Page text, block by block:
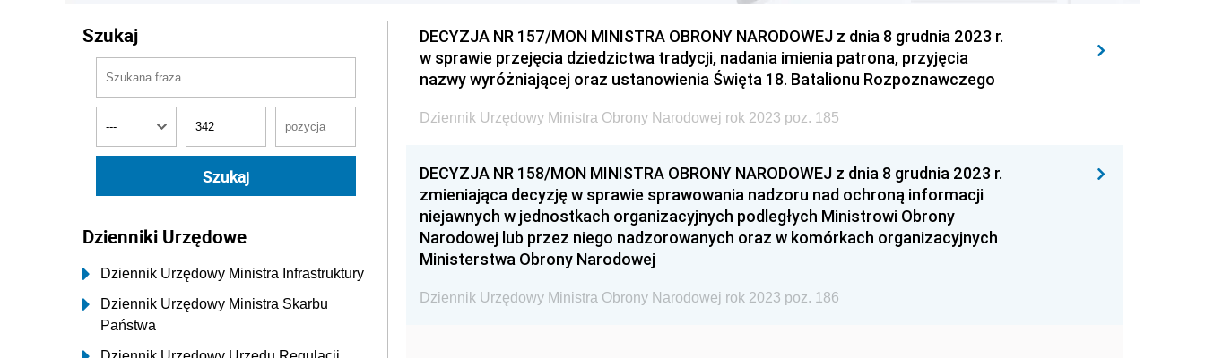
Szukaj
Dzienniki Urzędowe
Dziennik Urzędowy Ministra Infrastruktury
Dziennik Urzędowy Ministra Skarbu
Państwa
DECYZJA NR 157/MON MINISTRA OBRONY NARODOWEJ z dnia 8 grudnia 2023 r.
w sprawie przejęcia dziedzictwa tradycji, nadania imienia patrona, przyjęcia
nazwy wyróżniającej oraz ustanowienia Święta 18. Batalionu Rozpoznawczego
Dziennik Urzędowy Ministra Obrony Narodowej rok 2023 poz. 185
DECYZJA NR 158/MON MINISTRA OBRONY NARODOWEJ z dnia 8 grudnia 2023 r.
zmieniająca decyzję w sprawie sprawowania nadzoru nad ochroną informacji
niejawnych w jednostkach organizacyjnych podległych Ministrowi Obrony
Narodowej lub przez niego nadzorowanych oraz w komórkach organizacyjnych
Ministerstwa Obrony Narodowej
Dziennik Urzędowy Ministra Obrony Narodowej rok 2023 poz. 186